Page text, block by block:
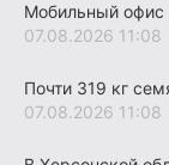
Мобильный офис
07.08.2026 11:08
Почти 319 кг
07.08.2026 11:08